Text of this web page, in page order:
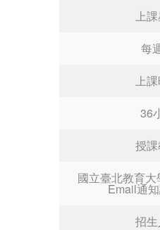
上
每
上
36
授
國立臺北教育
Email通
招